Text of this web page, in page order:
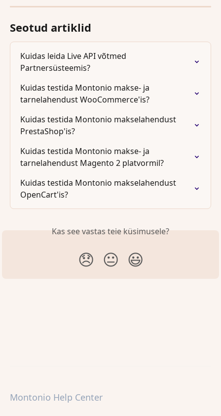
Seotud artiklid
Kuidas leida Live API võtmed
Partnersüsteemis?
Kuidas testida Montonio makse- ja
tarnelahendust WooCommerce'is?
Kuidas testida Montonio makselahendust
PrestaShop'is?
Kuidas testida Montonio makse- ja
tarnelahendust Magento 2 platvormil?
Kuidas testida Montonio makselahendust
OpenCart'is?
Kas see vastas teie küsimusele?
😞 😐 😃
Montonio Help Center